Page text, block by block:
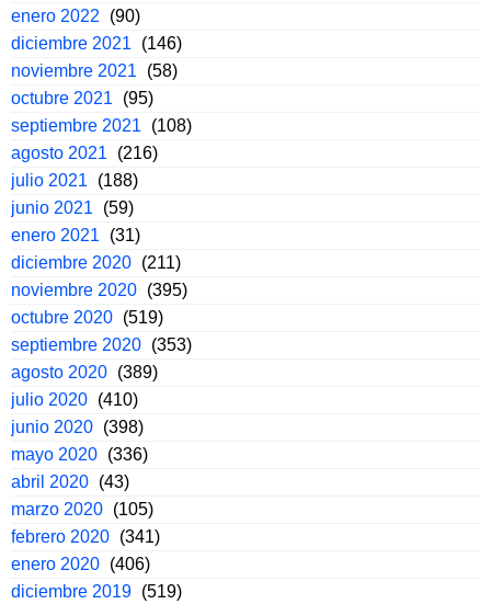
enero 2022
(90)
diciembre 2021
(146)
noviembre 2021
(58)
octubre 2021
(95)
septiembre 2021
(108)
agosto 2021
(216)
julio 2021
(188)
junio 2021
(59)
enero 2021
(31)
diciembre 2020 (211)
noviembre 2020 (395)
octubre 2020 (519)
septiembre 2020 (353)
agosto 2020 (389)
julio 2020 (410)
junio 2020 (398)
mayo 2020 (336)
abril 2020 (43)
marzo 2020 (105)
febrero 2020 (341)
enero 2020 (406)
diciembre 2019 (519)